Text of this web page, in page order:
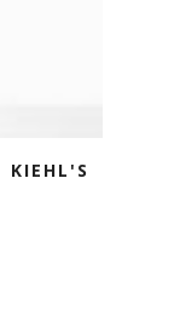
KIEHL'S